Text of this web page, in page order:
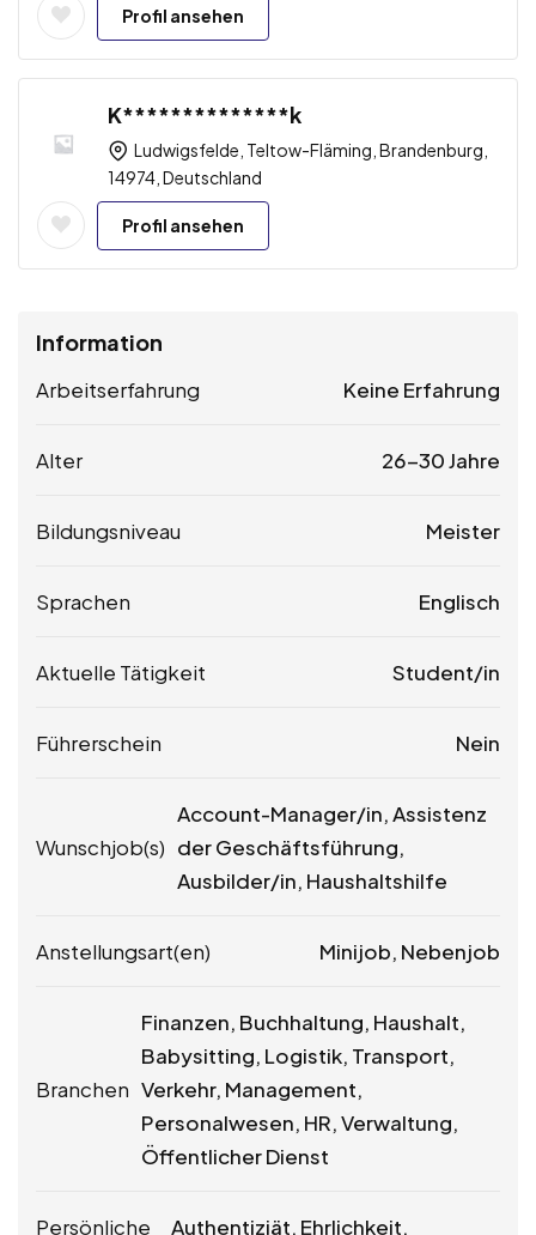
Profil ansehen
K**************k
Ludwigsfelde, Teltow-Fläming, Brandenburg,
14974, Deutschland
Profil ansehen
Information
Arbeitserfahrung Keine Erfahrung
Alter 26-30 Jahre
Bildungsniveau Meister
Sprachen Englisch
Aktuelle Tätigkeit Student/in
Führerschein Nein
Wunschjob(s)
Account-Manager/in, Assistenz
der Geschäftsführung,
Ausbilder/in, Haushaltshilfe
Anstellungsart(en) Minijob, Nebenjob
Branchen
Finanzen, Buchhaltung, Haushalt,
Babysitting, Logistik, Transport,
Verkehr, Management,
Personalwesen, HR, Verwaltung,
Öffentlicher Dienst
Persönliche
Authentiziät, Ehrlichkeit,